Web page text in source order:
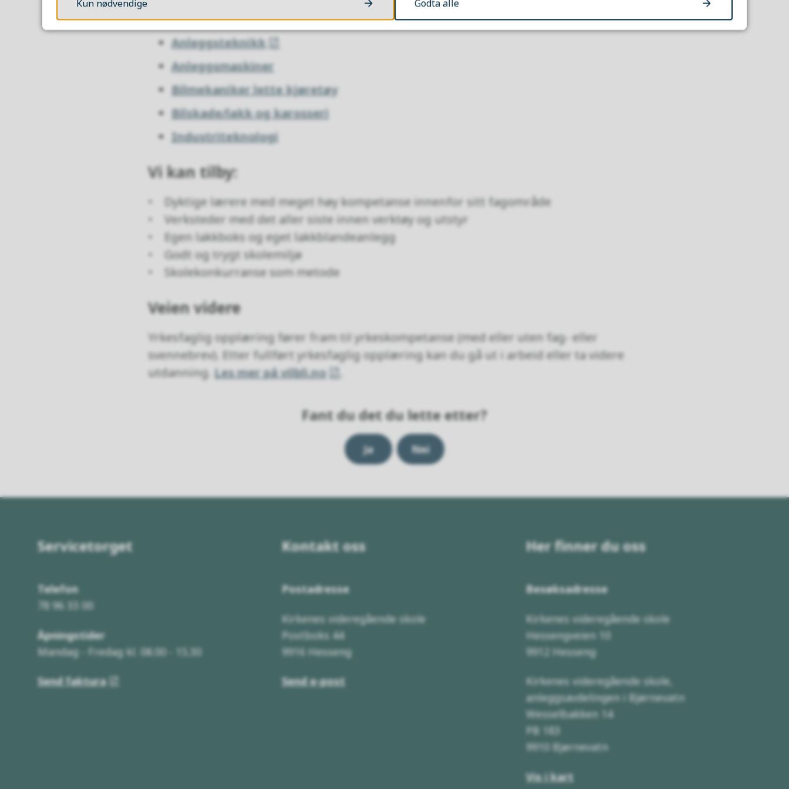
Anleggsteknikk
Anleggsmaskiner
Bilmekaniker lette kjøretøy
Bilskade/lakk og karosseri
Industriteknologi
Vi kan tilby:
• Dyktige lærere med meget høy kompetanse innenfor sitt fagområde
• Verksteder med det aller siste innen verktøy og utstyr
• Egen lakkboks og eget lakkblandeanlegg
• Godt og trygt skolemiljø
• Skolekonkurranse som metode
Veien videre
Yrkesfaglig opplæring fører fram til yrkeskompetanse (med eller uten fag- eller
svennebrev). Etter fullført yrkesfaglig opplæring kan du gå ut i arbeid eller ta videre
utdanning. Les mer på vilbli.no
Fant du det du lette etter?
Ja Nei
Servicetorget
Telefon
78 96 33 00
Åpningstider
Mandag - Fredag kl. 08.00 - 15.30
Send faktura
Kontakt oss
Postadresse
Kirkenes videregående skole
Postboks 44
9916 Hesseng
Send e-post
Her finner du oss
Besøksadresse
Kirkenes videregående skole
Hessengveien 10
9912 Hesseng
Kirkenes videregående skole,
anleggsavdelingen i Bjørnevatn
Wesselbakken 14
PB 183
9910 Bjørnevatn
Vis i kart
Kun nødvendige Godta alle